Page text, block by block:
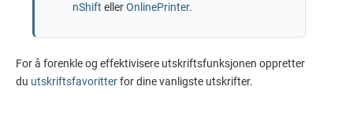
nShift ellerOnlinePrinter.
For å forenkle og effektivisere utskriftsfunksjonen oppretter
du utskriftsfavoritterfor dine vanligste utskrifter.